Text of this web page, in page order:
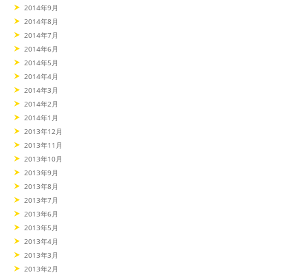
2014年9月
2014年8月
2014年7月
2014年6月
2014年5月
2014年4月
2014年3月
2014年2月
2014年1月
2013年12月
2013年11月
2013年10月
2013年9月
2013年8月
2013年7月
2013年6月
2013年5月
2013年4月
2013年3月
2013年2月